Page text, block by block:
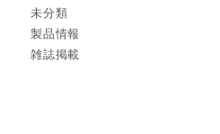
未分類
製品情報
雑誌掲載